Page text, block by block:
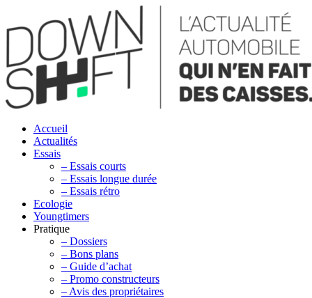
Accueil
Actualités
Essais
– Essais courts
– Essais longue durée
– Essais rétro
Ecologie
Youngtimers
Pratique
– Dossiers
– Bons plans
– Guide d’achat
– Promo constructeurs
– Avis des propriétaires